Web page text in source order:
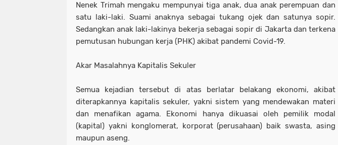
Nenek Trimah mengaku mempunyai tiga anak, dua anak perempuan dan
satu laki-laki. Suami anaknya sebagai tukang ojek dan satunya sopir.
Sedangkan anak laki-lakinya bekerja sebagai sopir di Jakarta dan terkena
pemutusan hubungan kerja (PHK) akibat pandemi Covid-19.
Akar Masalahnya Kapitalis Sekuler
Semua kejadian tersebut di atas berlatar belakang ekonomi, akibat
diterapkannya kapitalis sekuler, yakni sistem yang mendewakan materi
dan menafikan agama. Ekonomi hanya dikuasai oleh pemilik modal
(kapital) yakni konglomerat, korporat (perusahaan) baik swasta, asing
maupun aseng.